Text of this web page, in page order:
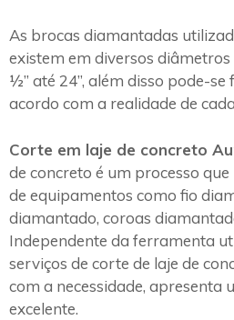
As brocas diamantadas
existem em diversos
½” até 24”, além disso pode-
acordo com a realidade de
Corte em laje de concreto
de concreto é um processo
de equipamentos como fio
diamantado, coroas
Independente da ferramenta
serviços de corte de laje de
com a necessidade, apresenta
excelente.